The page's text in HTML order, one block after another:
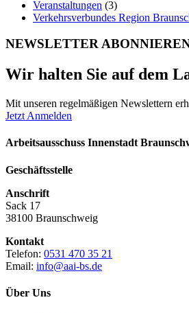
Veranstaltungen (3)
Verkehrsverbundes Region
NEWSLETTER
Wir halten Sie auf dem
Mit unseren regelmäßigen Newslettern
Jetzt Anmelden
Arbeitsausschuss Innenstadt
Geschäftsstelle
Anschrift
Sack 17
38100 Braunschweig
Kontakt
Telefon: 0531 470 35 21
Email: info@aai-bs.de
Über Uns